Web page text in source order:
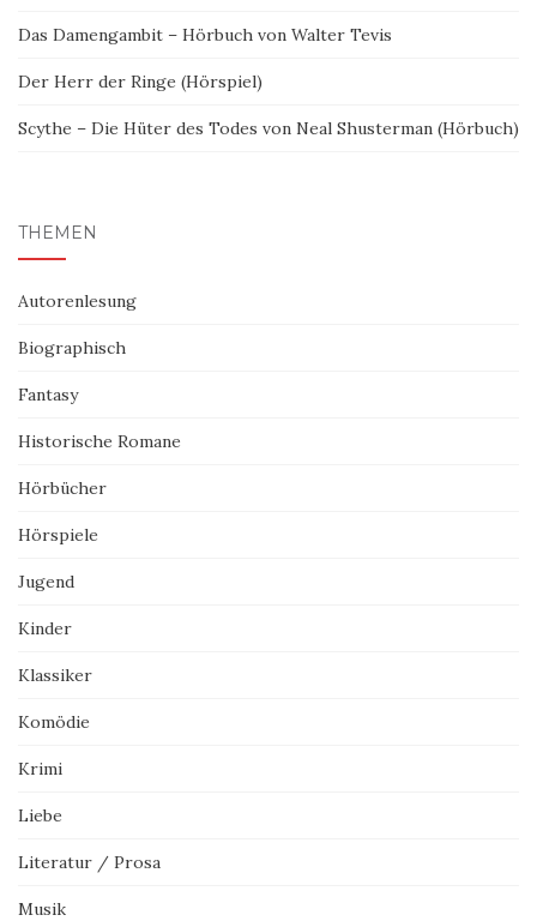
Das Damengambit – Hörbuch von Walter Tevis
Der Herr der Ringe (Hörspiel)
Scythe – Die Hüter des Todes von Neal Shusterman (Hörbuch)
THEMEN
Autorenlesung
Biographisch
Fantasy
Historische Romane
Hörbücher
Hörspiele
Jugend
Kinder
Klassiker
Komödie
Krimi
Liebe
Literatur / Prosa
Musik